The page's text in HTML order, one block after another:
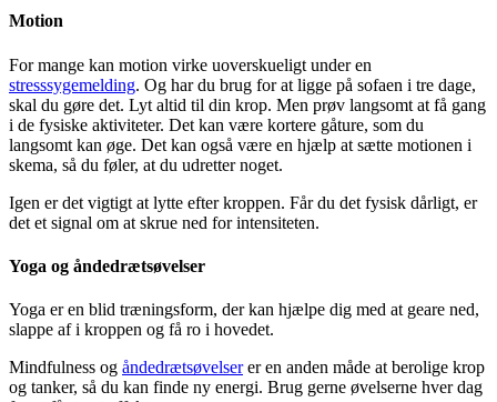
Motion
For mange kan motion virke uoverskueligt under en
stresssygemelding. Og har du brug for at ligge på sofaen i tre dage,
skal du gøre det. Lyt altid til din krop. Men prøv langsomt at få gang
i de fysiske aktiviteter. Det kan være kortere gåture, som du
langsomt kan øge. Det kan også være en hjælp at sætte motionen i
skema, så du føler, at du udretter noget.
Igen er det vigtigt at lytte efter kroppen. Får du det fysisk dårligt, er
det et signal om at skrue ned for intensiteten.
Yoga og åndedrætsøvelser
Yoga er en blid træningsform, der kan hjælpe dig med at geare ned,
slappe af i kroppen og få ro i hovedet.
Mindfulness og åndedrætsøvelserer en anden måde at berolige krop
og tanker, så du kan finde ny energi. Brug gerne øvelserne hver dag